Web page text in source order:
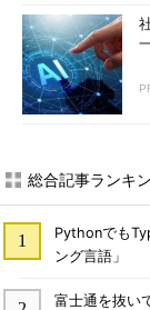
総合記事ランキ
Pythonでも
ング言語」
富士通を抜い